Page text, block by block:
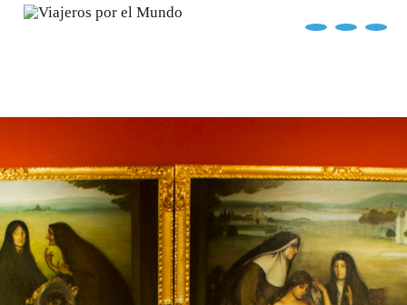
replica rolex air king watches
DESTINOS
ARTÍCULOS
ENTREVISTAS
¿QUIÉN SOY?